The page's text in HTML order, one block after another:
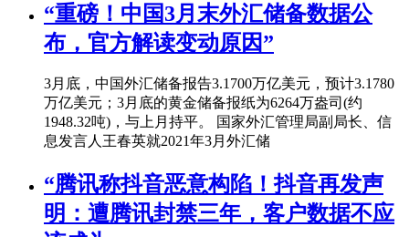
“重磅！中国3月末外汇储备数据公
布，官方解读变动原因”
3月底，中国外汇储备报告3.1700万亿美元，预计3.1780
万亿美元；3月底的黄金储备报纸为6264万盎司(约
1948.32吨)，与上月持平。 国家外汇管理局副局长、信
息发言人王春英就2021年3月外汇储
“腾讯称抖音恶意构陷！抖音再发声
明：遭腾讯封禁三年，客户数据不应